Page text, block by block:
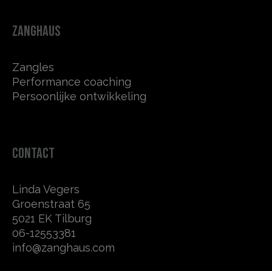
ZANGHAUS
Zangles
Performance coaching
Persoonlijke ontwikkeling
CONTACT
Linda Vegers
Groenstraat 65
5021 EK Tilburg
06-12553381
info@zanghaus.com